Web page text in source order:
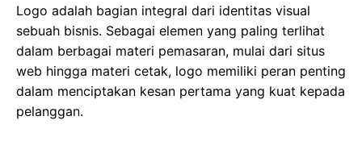
Logo adalah bagian integral dari identitas visual
sebuah bisnis. Sebagai elemen yang paling terlihat
dalam berbagai materi pemasaran, mulai dari situs
web hingga materi cetak, logo memiliki peran penting
dalam menciptakan kesan pertama yang kuat kepada
pelanggan.